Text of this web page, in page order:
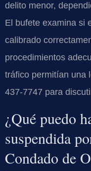
delito menor,
El bufete examina si
calibrado
procedimientos
tráfico permitían una
437-7747 para
¿Qué puedo
suspendida
Condado de